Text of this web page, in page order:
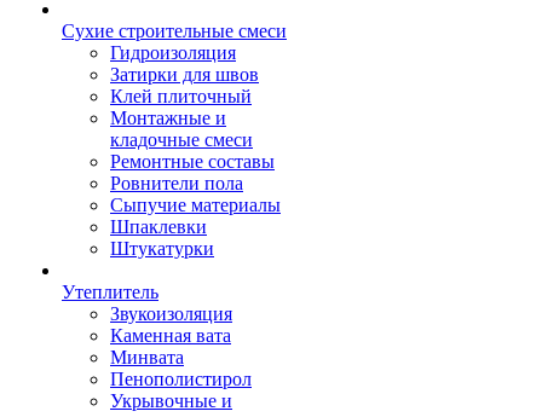
Сухие строительные смеси
Гидроизоляция
Затирки для швов
Клей плиточный
Монтажные и
кладочные смеси
Ремонтные составы
Ровнители пола
Сыпучие материалы
Шпаклевки
Штукатурки
Утеплитель
Звукоизоляция
Каменная вата
Минвата
Пенополистирол
Укрывочные и